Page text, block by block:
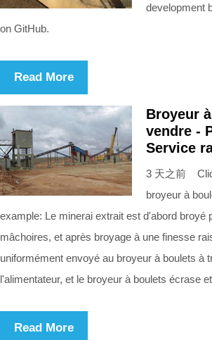
development
on GitHub.
Read More
Broyeur
vendre -
Service
3 天之前
broyeur à
example: Le minerai extrait est d'abord broyé
mâchoires, et après broyage à une finesse
uniformément envoyé au broyeur à boulets à
l'alimentateur, et le broyeur à boulets écrase
Read More